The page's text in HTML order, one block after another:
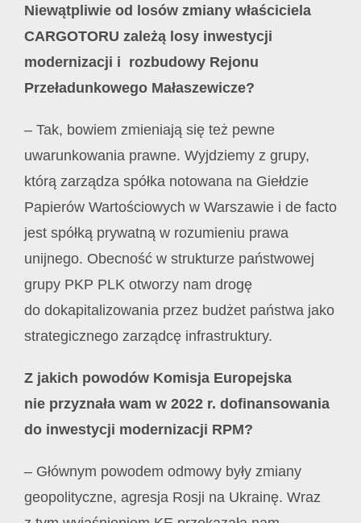
Niewątpliwie od losów zmiany właściciela
CARGOTORU zależą losy inwestycji
modernizacji i rozbudowy Rejonu
Przeładunkowego Małaszewicze?
– Tak, bowiem zmieniają się też pewne
uwarunkowania prawne. Wyjdziemy z grupy,
którą zarządza spółka notowana na Giełdzie
Papierów Wartościowych w Warszawie i de facto
jest spółką prywatną w rozumieniu prawa
unijnego. Obecność w strukturze państwowej
grupy PKP PLK otworzy nam drogę
do dokapitalizowania przez budżet państwa jako
strategicznego zarządcę infrastruktury.
Z jakich powodów Komisja Europejska
nie przyznała wam w 2022 r. dofinansowania
do inwestycji modernizacji RPM?
– Głównym powodem odmowy były zmiany
geopolityczne, agresja Rosji na Ukrainę. Wraz